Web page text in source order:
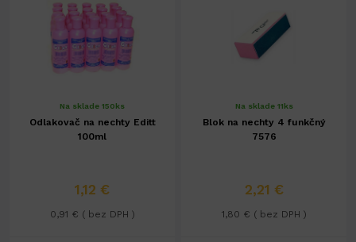
Na sklade 150ks
Odlakovač na nechty Editt
100ml
1,12 €
0,91 € ( bez DPH )
Na sklade 11ks
Blok na nechty 4 funkčný
7576
2,21 €
1,80 € ( bez DPH )